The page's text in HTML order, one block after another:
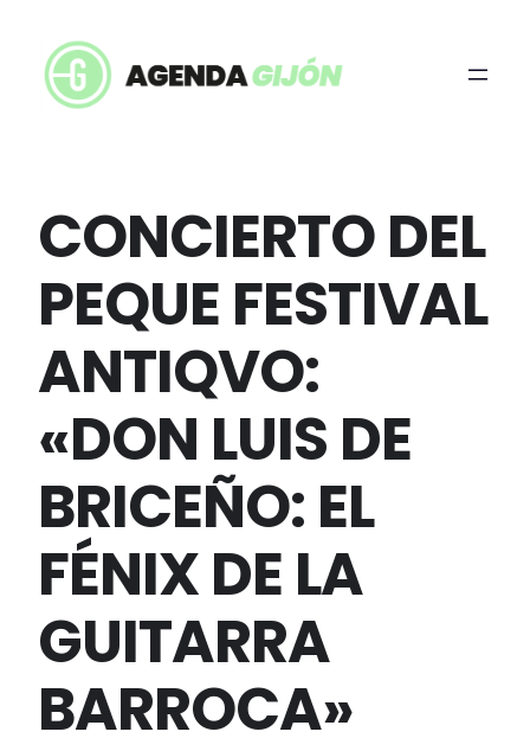
CONCIERTO DEL
PEQUE FESTIVAL
ANTIQVO:
«DON LUIS DE
BRICEÑO: EL
FÉNIX DE LA
GUITARRA
BARROCA»